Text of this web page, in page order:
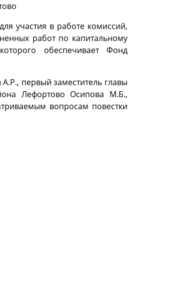
участия в работе комиссий,
работ по капитальному
обеспечивает Фонд
первый заместитель главы
Лефортово Осипова М.Б.,
вопросам повестки